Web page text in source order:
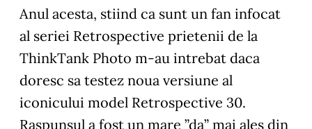
Anul acesta, stiind ca sunt un fan infocat
al seriei Retrospective prietenii de la
ThinkTank Photo m-au intrebat daca
doresc sa testez noua versiune al
iconicului model Retrospective 30.
Raspunsul a fost un mare ”da” mai ales din